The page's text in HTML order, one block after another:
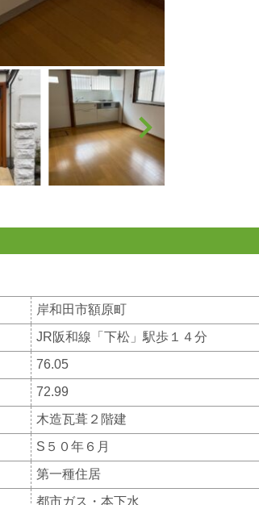
岸和田市額原町
JR阪和線「下松」駅歩１４分
76.05
72.99
木造瓦葺２階建
S５０年６月
第一種住居
都市ガス・本下水